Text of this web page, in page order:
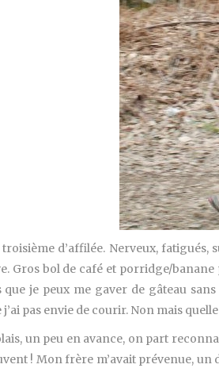
d’affilée. Nerveux,
Gros bol de café et porridge/
je peux me gaver de gâteau
pas envie de courir. Non mais
un peu en avance, on part
! Mon frère m’avait prévenue,